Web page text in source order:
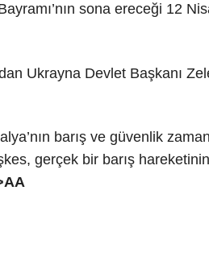
sona ereceği 12
Ukrayna Devlet Başkanı
barış ve güvenlik
gerçek bir barış